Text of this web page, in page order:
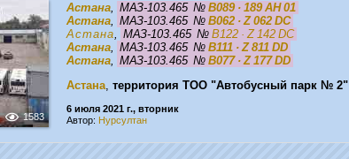
1583
Астана, МАЗ-103.465 № B089 · 189 AH 01
Астана, МАЗ-103.465 № B062 · Z 062 DC
Астана, МАЗ-103.465 № B122 · Z 142 DC
Астана, МАЗ-103.465 № B111 · Z 811 DD
Астана, МАЗ-103.465 № B077 · Z 177 DD
Астана, территория ТОО "Автобусный парк № 2"
6 июля 2021 г., вторник
Автор: Нурсултан